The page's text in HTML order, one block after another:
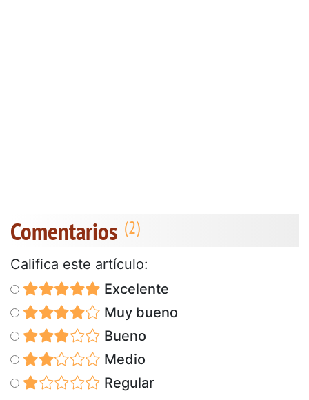
Comentarios
Califica este artículo:
Excelente
Muy bueno
Bueno
Medio
Regular